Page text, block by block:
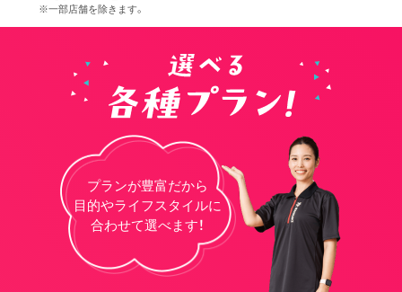
※一部店舗を除きます。
プランが豊富だから
目的やライフスタイルに
合わせて選べます！